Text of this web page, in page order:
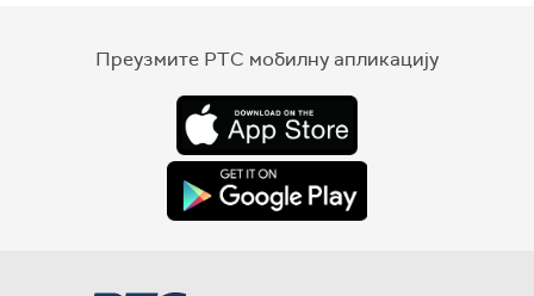
Преузмите РТС мобилну апликацију